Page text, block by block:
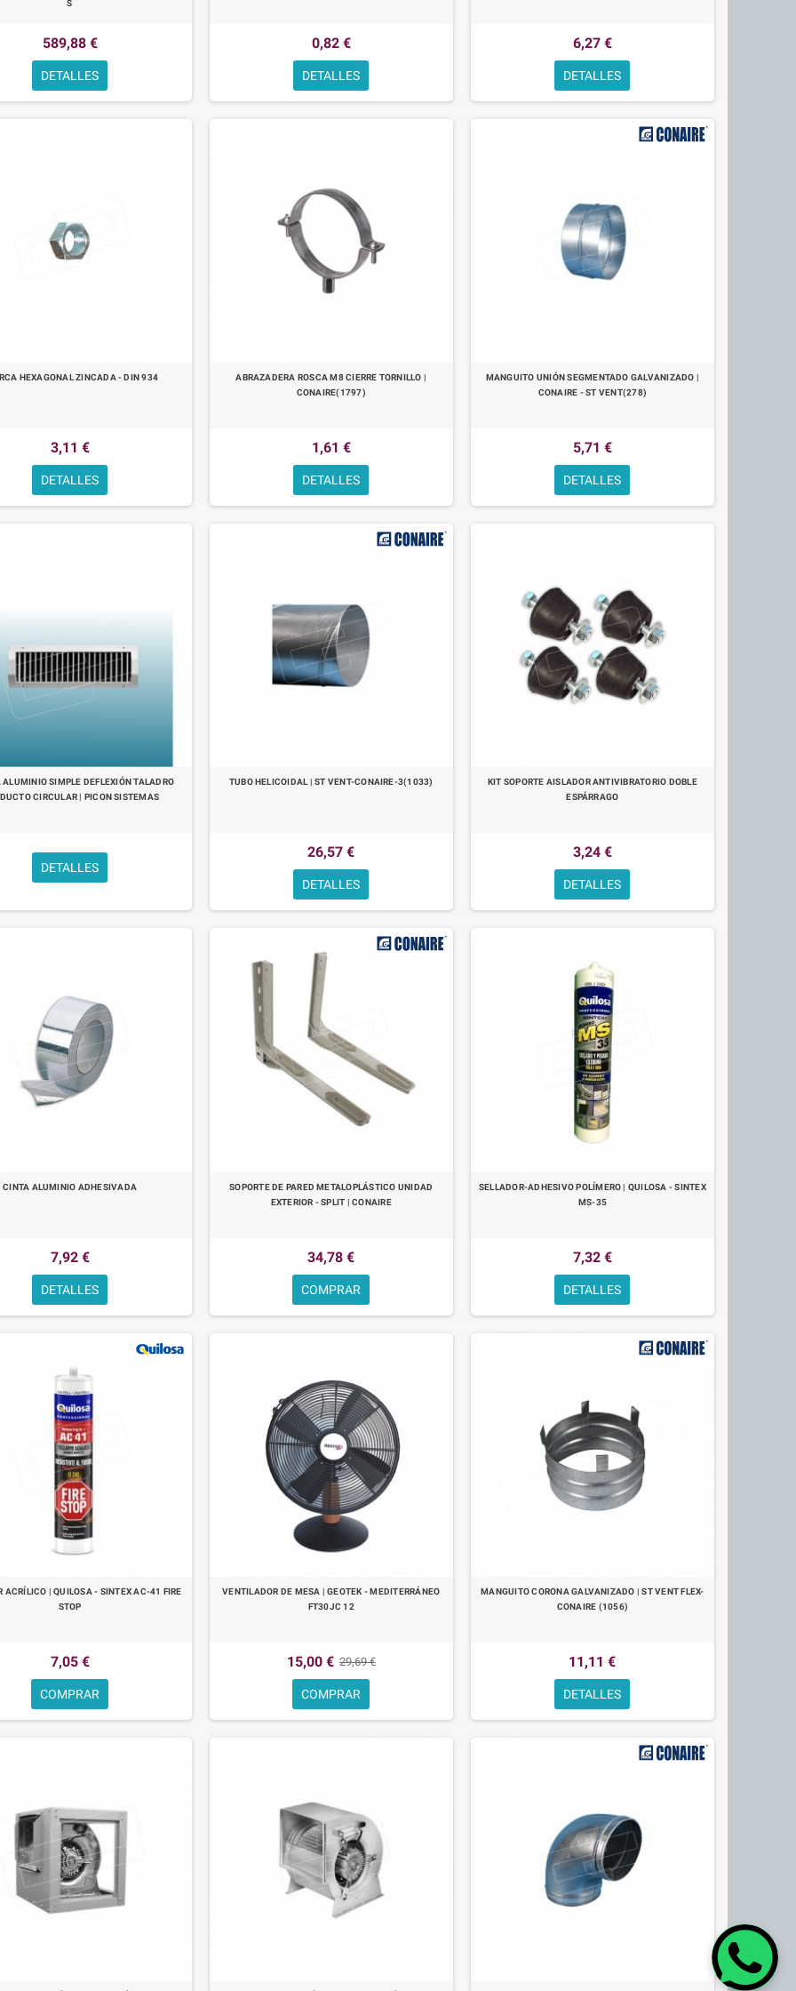
S
589,88 €
DETALLES
0,82 €
DETALLES
6,27 €
DETALLES
HEXAGONAL ZINCADA - DIN 934
3,11 €
DETALLES
ABRAZADERA ROSCA M8 CIERRE TORNILLO |
CONAIRE(1797)
1,61 €
DETALLES
MANGUITO UNIÓN SEGMENTADO GALVANIZADO |
CONAIRE - ST VENT(278)
5,71 €
DETALLES
ALUMINIO SIMPLE DEFLEXIÓN TALADRO
CIRCULAR | PICON SISTEMAS
DETALLES
TUBO HELICOIDAL | ST VENT-CONAIRE-3(1033)
26,57 €
DETALLES
KIT SOPORTE AISLADOR ANTIVIBRATORIO DOBLE
ESPÁRRAGO
3,24 €
DETALLES
CINTA ALUMINIO ADHESIVADA
7,92 €
DETALLES
SOPORTE DE PARED METALOPLÁSTICO UNIDAD
EXTERIOR - SPLIT | CONAIRE
34,78 €
COMPRAR
SELLADOR-ADHESIVO POLÍMERO | QUILOSA - SINTEX
MS-35
7,32 €
DETALLES
ACRÍLICO | QUILOSA - SINTEX AC-41 FIRE
STOP
7,05 €
COMPRAR
VENTILADOR DE MESA | GEOTEK - MEDITERRÁNEO
FT30JC 12
15,00 € 29,69 €
COMPRAR
MANGUITO CORONA GALVANIZADO | ST VENT FLEX-
CONAIRE (1056)
11,11 €
DETALLES